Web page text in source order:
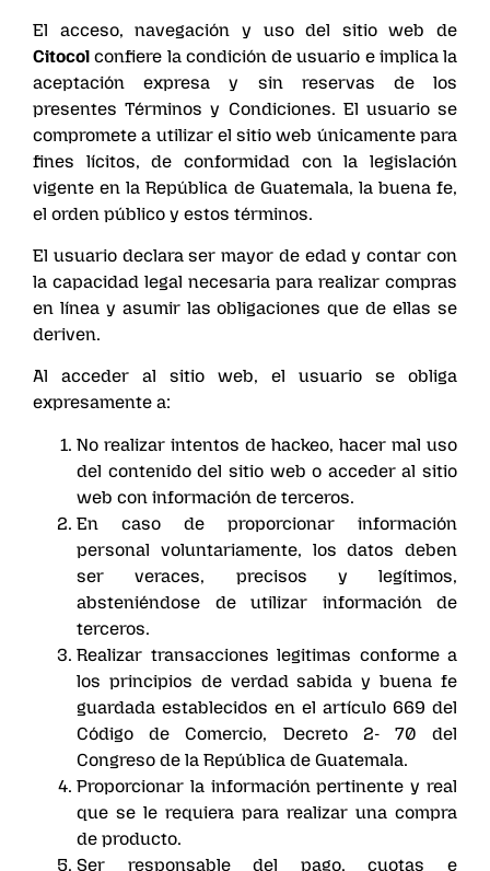
El acceso, navegación y uso del sitio web de
Citocol confiere la condición de usuario e implica la
aceptación expresa y sin reservas de los
presentes Términos y Condiciones. El usuario se
compromete a utilizar el sitio web únicamente para
fines lícitos, de conformidad con la legislación
vigente en la República de Guatemala, la buena fe,
el orden público y estos términos.
El usuario declara ser mayor de edad y contar con
la capacidad legal necesaria para realizar compras
en línea y asumir las obligaciones que de ellas se
deriven.
Al acceder al sitio web, el usuario se obliga
expresamente a:
No realizar intentos de hackeo, hacer mal uso
del contenido del sitio web o acceder al sitio
web con información de terceros.
En caso de proporcionar información
personal voluntariamente, los datos deben
ser veraces, precisos y legítimos,
absteniéndose de utilizar información de
terceros.
Realizar transacciones legitimas conforme a
los principios de verdad sabida y buena fe
guardada establecidos en el artículo 669 del
Código de Comercio, Decreto 2- 70 del
Congreso de la República de Guatemala.
Proporcionar la información pertinente y real
que se le requiera para realizar una compra
de producto.
Ser responsable del pago, cuotas e